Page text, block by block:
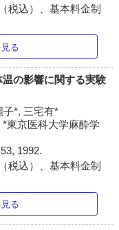
税込）、基本料金制
る
の影響に関する実験
子*, 三宅有*
東京医科大学麻酔学
1992.
税込）、基本料金制
る